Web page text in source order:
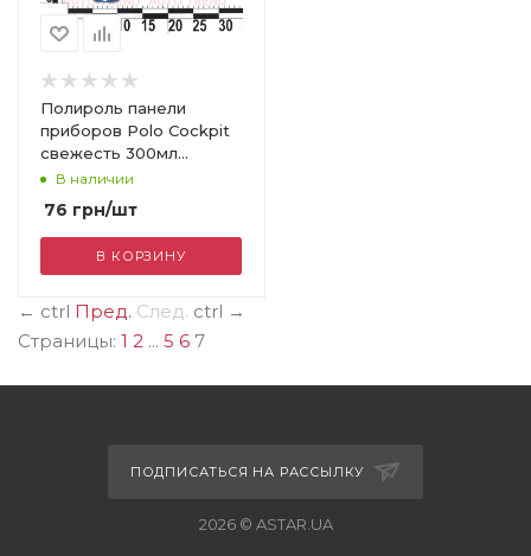
Полироль панели
приборов Polo Cockpit
свежесть 300мл
аэрозоль
В наличии
76 грн/шт
В КОРЗИНУ
← ctrl Пред. След. ctrl →
Страницы: 1 2 ... 5 6 7
ПОДПИСАТЬСЯ НА РАССЫЛКУ
2026 © ASTAR.UA